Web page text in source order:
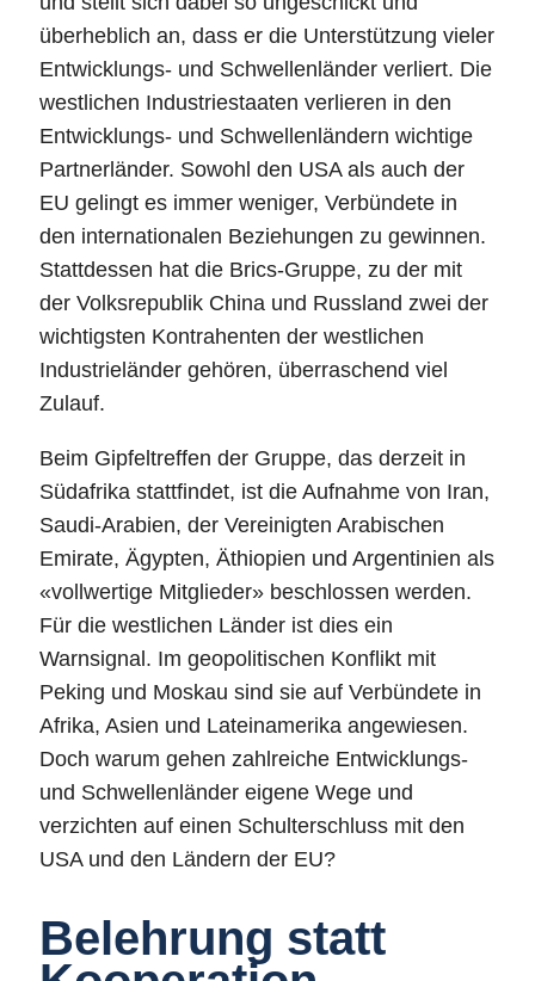
überheblich an, dass er die Unterstützung vieler
Entwicklungs- und Schwellenländer verliert. Die
westlichen Industriestaaten verlieren in den
Entwicklungs- und Schwellenländern wichtige
Partnerländer. Sowohl den USA als auch der
EU gelingt es immer weniger, Verbündete in
den internationalen Beziehungen zu gewinnen.
Stattdessen hat die Brics-Gruppe, zu der mit
der Volksrepublik China und Russland zwei der
wichtigsten Kontrahenten der westlichen
Industrieländer gehören, überraschend viel
Zulauf.
Beim Gipfeltreffen der Gruppe, das derzeit in
Südafrika stattfindet, ist die Aufnahme von Iran,
Saudi-Arabien, der Vereinigten Arabischen
Emirate, Ägypten, Äthiopien und Argentinien als
«vollwertige Mitglieder» beschlossen werden.
Für die westlichen Länder ist dies ein
Warnsignal. Im geopolitischen Konflikt mit
Peking und Moskau sind sie auf Verbündete in
Afrika, Asien und Lateinamerika angewiesen.
Doch warum gehen zahlreiche Entwicklungs-
und Schwellenländer eigene Wege und
verzichten auf einen Schulterschluss mit den
USA und den Ländern der EU?
Belehrung statt